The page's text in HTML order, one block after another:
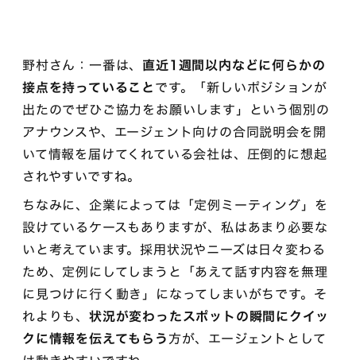
野村さん：一番は、 直近1週間以内などに何らかの
接点を持っていることです。「新しいポジションが
出たのでぜひご協力をお願いします」という個別の
アナウンスや、エージェント向けの合同説明会を開
いて情報を届けてくれている会社は、圧倒的に想起
されやすいですね。
ちなみに、企業によっては「定例ミーティング」を
設けているケースもありますが、私はあまり必要な
いと考えています。採用状況やニーズは日々変わる
ため、定例にしてしまうと「あえて話す内容を無理
に見つけに行く動き」になってしまいがちです。そ
れよりも、 状況が変わったスポットの瞬間にクイッ
クに情報を伝えてもらう方が、エージェントとして